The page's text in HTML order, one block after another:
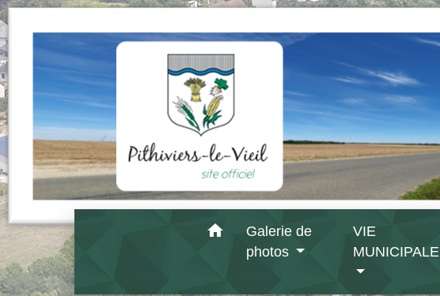
home
Galerie de
photos
VIE
MUNICIPALE